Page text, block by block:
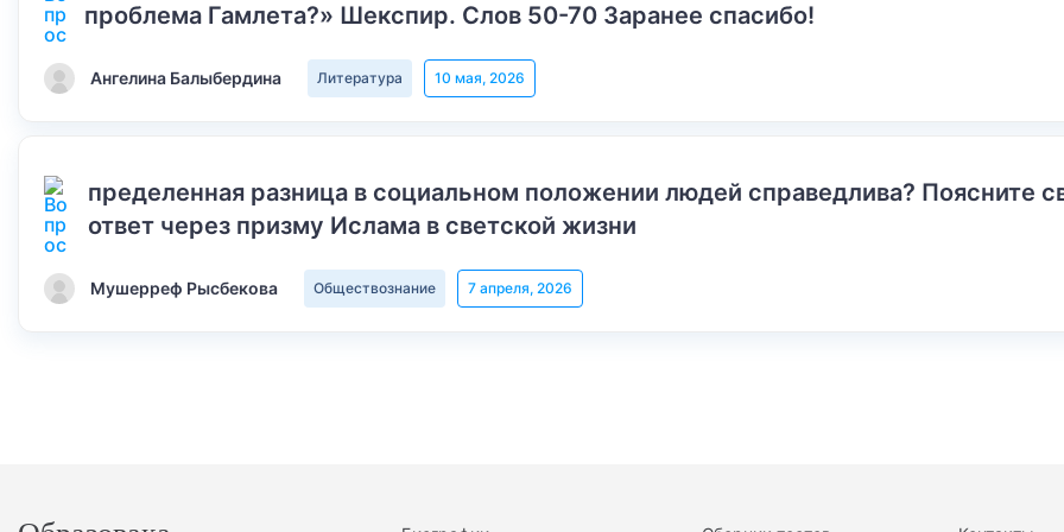
проблема Гамлета?» Шекспир. Слов 50-70 Заранее спасибо!
Ангелина Балыбердина Литература 10 мая, 2026
пределенная разница в социальном положении людей справедлива? Поясните
ответ через призму Ислама в светской жизни
Мушерреф Рысбекова Обществознание 7 апреля, 2026